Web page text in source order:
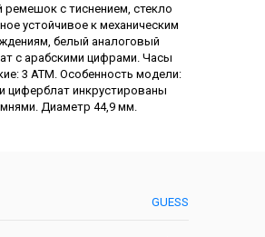
GUESS
с тиснением, стекло
устойчивое к механическим
белый аналоговый
с арабскими цифрами. Часы
3 АТМ. Особенность модели:
циферблат инкрустированы
Диаметр 44,9 мм.